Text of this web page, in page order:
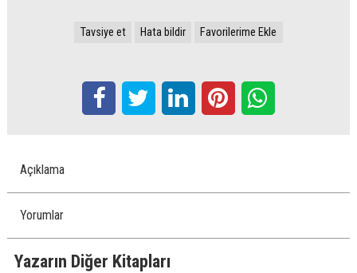
Tavsiye et Hata bildir Favorilerime Ekle
Açıklama
Yorumlar
Yazarın Diğer Kitapları